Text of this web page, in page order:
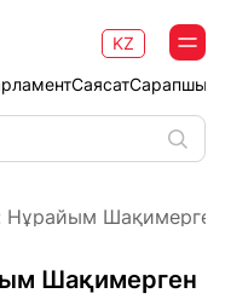
Саясат
KZ
Нұрайым Шақимерген
Шақимерген